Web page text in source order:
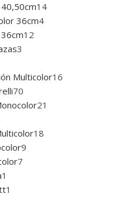
14
36cm4
12
3
Multicolor16
70
21
18
9
7
1
1